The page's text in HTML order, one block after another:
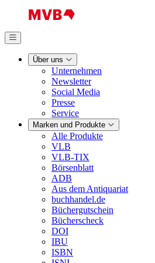
Über uns
Unternehmen
Newsletter
Social Media
Presse
Service
Marken und Produkte
Alle Produkte
VLB
VLB-TIX
Börsenblatt
ADB
Aus dem Antiquariat
buchhandel.de
Büchergutschein
Bücherscheck
DOI
IBU
ISBN